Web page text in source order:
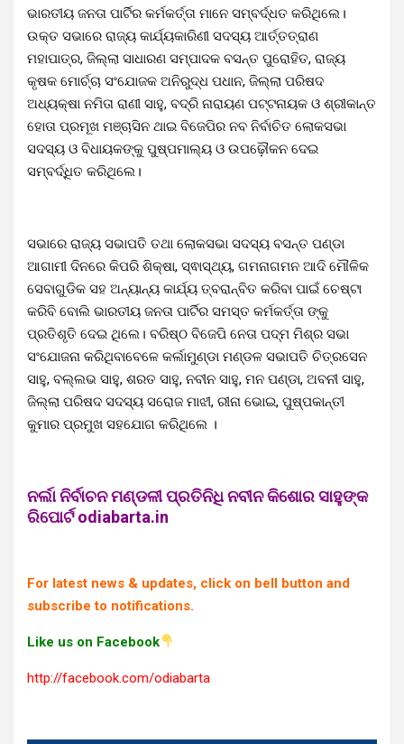
ଭାରତୀୟ ଜନତା ପାର୍ଟିର କର୍ମକର୍ତ୍ତା ମାନେ ସମ୍ବର୍ଦ୍ଧତ କରିଥିଲେ।
ଉକ୍ତ ସଭାରେ ରାଜ୍ୟ କାର୍ଯ୍ୟକାରିଣୀ ସଦସ୍ୟ ଆର୍ତ୍ତତ୍ରାଣ
ମହାପାତ୍ର, ଜିଲ୍ଲା ସାଧାରଣ ସମ୍ପାଦକ ବସନ୍ତ ପୁରୋହିତ, ରାଜ୍ୟ
କୃଷକ ମୋର୍ଚ୍ଚା ସଂଯୋଜକ ଅନିରୁଦ୍ଧ ପଧାନ, ଜିଲ୍ଲା ପରିଷଦ
ଅଧ୍ୟକ୍ଷା ନମିତା ରାଣୀ ସାହୁ, ବଦ୍ରି ନାରାୟଣ ପଟ୍ଟନାୟକ ଓ ଶ୍ରୀକାନ୍ତ
ହୋତା ପ୍ରମୂଖ ମଞ୍ଚାସିନ ଥାଇ ବିଜେପିର ନବ ନିର୍ବାଚିତ ଲୋକସଭା
ସଦସ୍ୟ ଓ ବିଧାୟକଙ୍କୁ ପୁଷ୍ପମାଲ୍ୟ ଓ ଉପଢ଼ୌକନ ଦେଇ
ସମ୍ବର୍ଦ୍ଧିତ କରିଥିଲେ।
ସଭାରେ ରାଜ୍ୟ ସଭାପତି ତଥା ଲୋକସଭା ସଦସ୍ୟ ବସନ୍ତ ପଣ୍ଡା
ଆଗାମୀ ଦିନରେ କିପରି ଶିକ୍ଷା, ସ୍ଵାସ୍ଥ୍ୟ, ଗମନାଗମନ ଆଦି ମୌଳିକ
ସେବାଗୁଡିକ ସହ ଅନ୍ୟାନ୍ୟ କାର୍ଯ୍ୟ ତ୍ବରାନ୍ବିତ କରିବା ପାଇଁ ଚେଷ୍ଟା
କରିବି ବୋଲି ଭାରତୀୟ ଜନତା ପାର୍ଟିର ସମସ୍ତ କର୍ମକର୍ତ୍ତା ଙ୍କୁ
ପ୍ରତିଶୃତି ଦେଇ ଥିଲେ। ବରିଷ୍ଠ ବିଜେପି ନେତା ପଦ୍ମ ମିଶ୍ର ସଭା
ସଂଯୋଜନା କରିଥିବାବେଳେ କର୍ଲାମୁଣ୍ଡା ମଣ୍ଡଳ ସଭାପତି ଚିତ୍ରସେନ
ସାହୁ, ବଲ୍ଲଭ ସାହୁ, ଶରତ ସାହୁ, ନବୀନ ସାହୁ, ମନ ପଣ୍ଡା, ଅବନୀ ସାହୁ,
ଜିଲ୍ଲା ପରିଷଦ ସଦସ୍ୟ ସରୋଜ ମାଝୀ, ରୀନା ଭୋଇ, ପୁଷ୍ପକାନ୍ତୀ
କୁମାର ପ୍ରମୁଖ ସହଯୋଗ କରିଥିଲେ ।
ନର୍ଲା ନିର୍ବାଚନ ମଣ୍ଡଳୀ ପ୍ରତିନିଧି ନବୀନ କିଶୋର ସାହୁଙ୍କ
ରିପୋର୍ଟ odiabarta.in
For latest news & updates, click on bell button and
subscribe to notifications.
Like us on Facebook
http://facebook.com/odiabarta